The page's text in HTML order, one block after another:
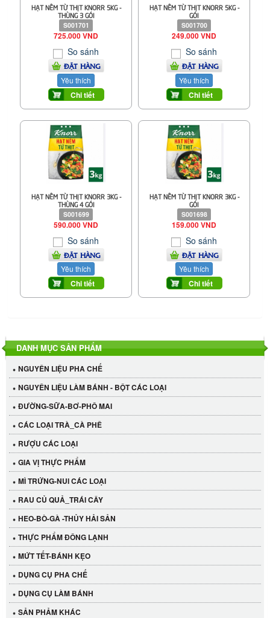
HẠT NÊM TỪ THỊT KNORR 5KG -
THÙNG 3 GÓI
S001701
725.000 VND
So sánh
ĐẶT HÀNG
Yêu thích
Chi tiết
HẠT NÊM TỪ THỊT KNORR 5KG -
GÓI
S001700
249.000 VND
So sánh
ĐẶT HÀNG
Yêu thích
Chi tiết
HẠT NÊM TỪ THỊT KNORR 3KG -
THÙNG 4 GÓI
S001699
590.000 VND
So sánh
ĐẶT HÀNG
Yêu thích
Chi tiết
HẠT NÊM TỪ THỊT KNORR 3KG -
GÓI
S001698
159.000 VND
So sánh
ĐẶT HÀNG
Yêu thích
Chi tiết
DANH MỤC SẢN PHẨM
NGUYÊN LIỆU PHA CHẾ
NGUYÊN LIỆU LÀM BÁNH - BỘT CÁC LOẠI
ĐƯỜNG-SỮA-BƠ-PHÔ MAI
CÁC LOẠI TRÀ_CÀ PHÊ
RƯỢU CÁC LOẠI
GIA VỊ THỰC PHẨM
MÌ TRỨNG-NUI CÁC LOẠI
RAU CỦ QUẢ_TRÁI CÂY
HEO-BÒ-GÀ -THỦY HẢI SẢN
THỰC PHẨM ĐÔNG LẠNH
MỨT TẾT-BÁNH KẸO
DỤNG CỤ PHA CHẾ
DỤNG CỤ LÀM BÁNH
SẢN PHẢM KHÁC
LỐC 12 HỦ Tương xí muội LKK 260g
530.000 VND